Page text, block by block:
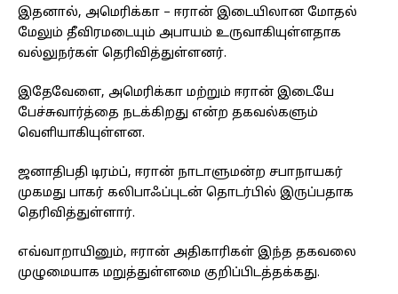
இதனால், அமெரிக்கா – ஈரான் இடையிலான மோதல்
மேலும் தீவிரமடையும் அபாயம் உருவாகியுள்ளதாக
வல்லுநர்கள் தெரிவித்துள்ளனர்.
இதேவேளை, அமெரிக்கா மற்றும் ஈரான் இடையே
பேச்சுவார்த்தை நடக்கிறது என்ற தகவல்களும்
வெளியாகியுள்ளன.
ஜனாதிபதி டிரம்ப், ஈரான் நாடாளுமன்ற சபாநாயகர்
முகமது பாகர் கலிபாஃப்புடன் தொடர்பில் இருப்பதாக
தெரிவித்துள்ளார்.
எவ்வாறாயினும், ஈரான் அதிகாரிகள் இந்த தகவலை
முழுமையாக மறுத்துள்ளமை குறிப்பிடத்தக்கது.